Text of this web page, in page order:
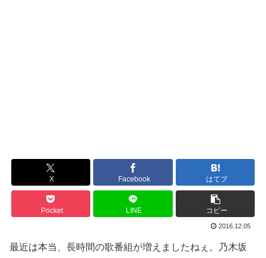
X Facebook はてブ
Pocket LINE コピー
2016.12.05
最近は本当、長時間の歌番組が増えましたねぇ。乃木坂